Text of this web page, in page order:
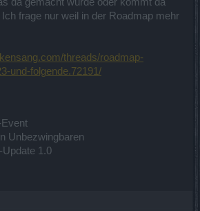
frage nur weil in der Roadmap mehr
threads/roadmap-
und-folgende.72191/
Unbezwingbaren
1.0